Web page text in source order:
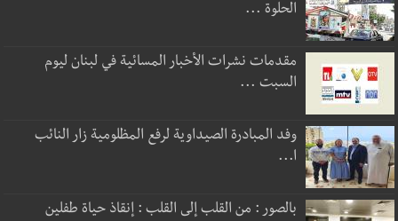
الحلوة ...
مقدمات نشرات الأخبار المسائية في لبنان ليوم
السبت ...
وفد المبادرة الصيداوية لرفع المظلومية زار النائب
ا...
بالصور : من القلب إلى القلب : إنقاذ حياة طفلين